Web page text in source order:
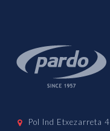
Pol Ind Etxezarreta 4